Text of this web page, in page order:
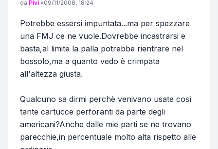
Messaggio
da Pivi »09/11/2008, 18:24
Potrebbe essersi impuntata...ma per spezzare
una FMJ ce ne vuole.Dovrebbe incastrarsi e
basta,al limite la palla potrebbe rientrare nel
bossolo,ma a quanto vedo è crimpata
all'altezza giusta.
Qualcuno sa dirmi perchè venivano usate così
tante cartucce perforanti da parte degli
americani?Anche dalle mie parti se ne trovano
parecchie,in percentuale molto alta rispetto alle